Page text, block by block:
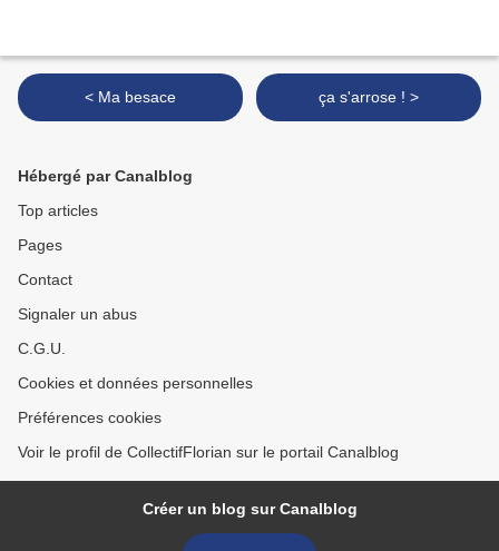
< Ma besace ça s'arrose ! >
Hébergé par Canalblog
Top articles
Pages
Contact
Signaler un abus
C.G.U.
Cookies et données personnelles
Préférences cookies
Voir le profil de CollectifFlorian sur le portail Canalblog
Créer un blog sur Canalblog